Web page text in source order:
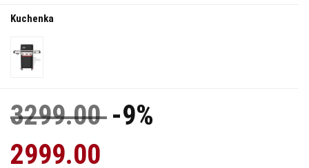
Kuchenka
3299.00 -9%
2999.00